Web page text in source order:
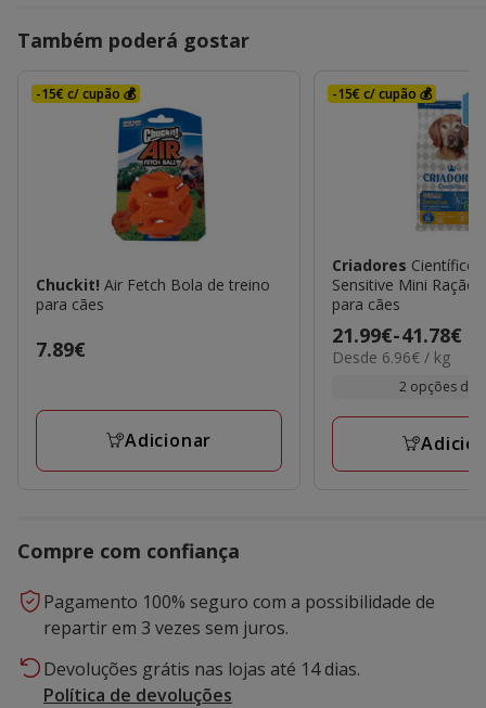
Também poderá gostar
-15€ c/ cupão 💰
Chuckit! Air Fetch Bola de treino
para cães
Preço
7.89€
Adicionar
-15€ c/ cupão 💰
Criadores Científico
Sensitive Mini Ração
para cães
Preço
de
a
21.99€-41.78€
6.96€
Desde 6.96€ / kg
2 opções de
Compre com confiança
Pagamento 100% seguro com a possibilidade de
repartir em 3 vezes sem juros.
Devoluções grátis nas lojas até 14 dias.
Política de devoluções